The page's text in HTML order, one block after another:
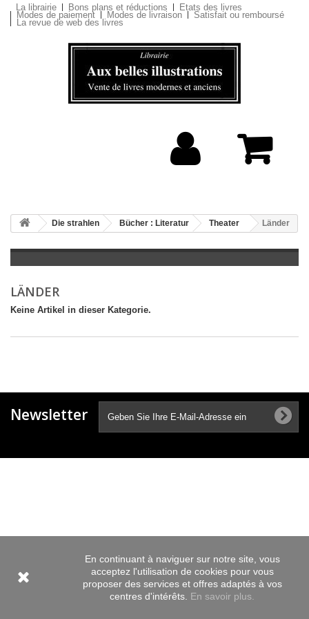
La librairie Bons plans et réductions Etats des livres
Modes de paiement Modes de livraison Satisfait ou remboursé
La revue de web des livres
Die strahlen Bücher : Literatur Theater Länder
LÄNDER
Keine Artikel in dieser Kategorie.
Newsletter
En continuant à naviguer sur notre site, vous
acceptez l'utilisation de cookies pour vous
proposer des services et offres adaptés à vos
centres d'intérêts. En savoir plus.